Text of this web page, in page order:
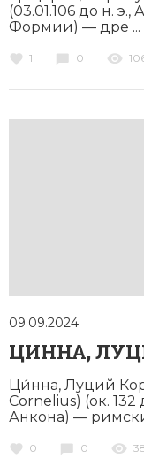
(03.01.106 до н.
Формии) — дре ...
1 0
09.09.2024
ЦИННА,
Ци́нна, Луций
Cornelius) (ок. 132
Анкона) —
0 0